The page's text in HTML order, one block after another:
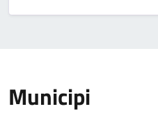
Municipi